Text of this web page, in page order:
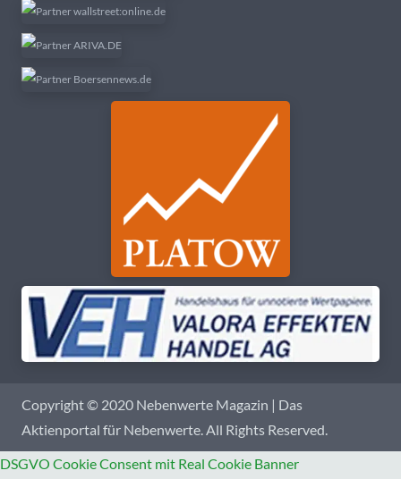
Copyright © 2020 Nebenwerte Magazin | Das
Aktienportal für Nebenwerte. All Rights Reserved.
DSGVO Cookie Consent mit Real Cookie Banner